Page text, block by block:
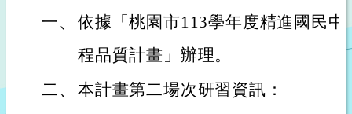
一、 依據「桃園市113學年度精進國民
程品質計畫」辦理。
二、 本計畫第二場次研習資訊：